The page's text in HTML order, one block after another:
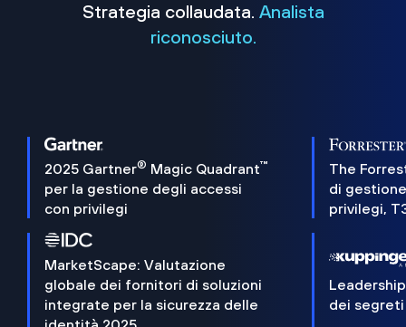
Strategia collaudata. Analista
riconosciuto.
2025 Gartner® Magic Quadrant™
per la gestione degli accessi
con privilegi
The
di
privilegi,
MarketScape: Valutazione
globale dei fornitori di soluzioni
integrate per la sicurezza delle
dei segreti